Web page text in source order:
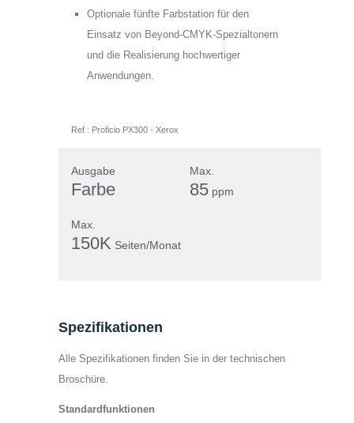
* =Pflichtfelder
Bitte
lasse
leer.
Bitte
lasse
leer.
Ja, ich habe die
Datenschutzerklärung zur Kenntnis
dass die von mir angegebenen Daten
werden. Meine Daten werden dabei nur
streng zweckgebunden zur Bearbeitung
benutzt. Mit dem Absenden des
Formulars erkläre ich mich mit der
Optionale fünfte Farbstation für den
Einsatz von Beyond-CMYK-Spezialtonern
und die Realisierung hochwertiger
Anwendungen.
Ref : Proficio PX300 - Xerox
Ausgabe
Farbe
Max.
85 ppm
Max.
150K Seiten/Monat
Spezifikationen
Alle Spezifikationen finden Sie in der technischen
Broschüre.
Standardfunktionen